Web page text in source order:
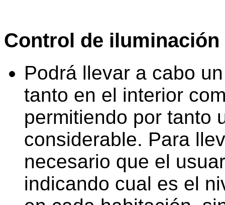
Control de iluminación
Podrá llevar a cabo
tanto en el interior
permitiendo por tanto
considerable. Para
necesario que el
indicando cual es el